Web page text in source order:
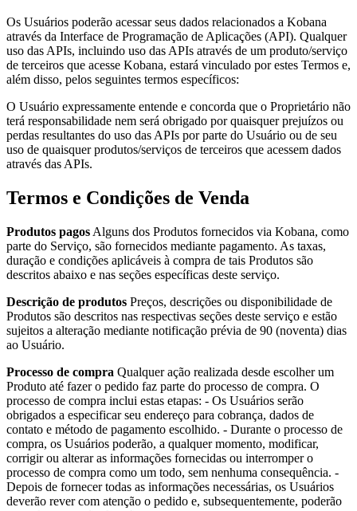
Os Usuários poderão acessar seus dados relacionados a Kobana
através da Interface de Programação de Aplicações (API). Qualquer
uso das APIs, incluindo uso das APIs através de um produto/serviço
de terceiros que acesse Kobana, estará vinculado por estes Termos e,
além disso, pelos seguintes termos específicos:
O Usuário expressamente entende e concorda que o Proprietário não
terá responsabilidade nem será obrigado por quaisquer prejuízos ou
perdas resultantes do uso das APIs por parte do Usuário ou de seu
uso de quaisquer produtos/serviços de terceiros que acessem dados
através das APIs.
Termos e Condições de Venda
Produtos pagos Alguns dos Produtos fornecidos via Kobana, como
parte do Serviço, são fornecidos mediante pagamento. As taxas,
duração e condições aplicáveis à compra de tais Produtos são
descritos abaixo e nas seções específicas deste serviço.
Descrição de produtos Preços, descrições ou disponibilidade de
Produtos são descritos nas respectivas seções deste serviço e estão
sujeitos a alteração mediante notificação prévia de 90 (noventa) dias
ao Usuário.
Processo de compra Qualquer ação realizada desde escolher um
Produto até fazer o pedido faz parte do processo de compra. O
processo de compra inclui estas etapas: - Os Usuários serão
obrigados a especificar seu endereço para cobrança, dados de
contato e método de pagamento escolhido. - Durante o processo de
compra, os Usuários poderão, a qualquer momento, modificar,
corrigir ou alterar as informações fornecidas ou interromper o
processo de compra como um todo, sem nenhuma consequência. -
Depois de fornecer todas as informações necessárias, os Usuários
deverão rever com atenção o pedido e, subsequentemente, poderão